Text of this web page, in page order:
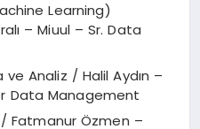
Learning)
– Miuul – Sr. Data
ve Analiz / Halil Aydın –
Data Management
/ Fatmanur Özmen –